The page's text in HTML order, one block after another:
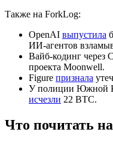
Также на ForkLog:
OpenAI выпустила
ИИ-агентов
Вайб-кодинг через
проекта Moonwell.
Figure признала
У полиции Южной
исчезли 22 BTC.
Что почитать